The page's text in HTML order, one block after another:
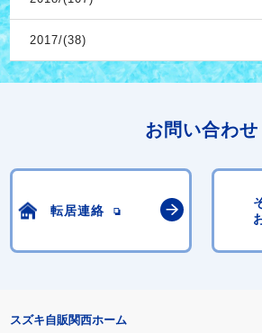
2017/(38)
お問い合わせ
転居連絡
スズキ自販関西ホーム